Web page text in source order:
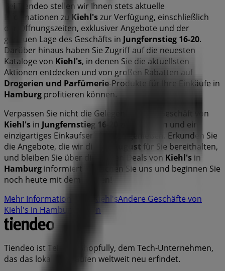
Bei Tiendeo stellen wir Ihnen stets aktuelle
Informationen zu Kiehl'szur Verfügung, einschließlich
der Öffnungszeiten, exklusiver Angebote und der
genauen Lage des Geschäfts in Jungfernstieg 16-20.
Darüber hinaus haben Sie Zugriff auf die neuesten
Kataloge von Kiehl's, in denen Sie die aktuellsten
Aktionen entdecken und von großen Rabatten auf
Drogerien und Parfümerie-Produkte für Ihre Einkäufe in
Hamburg profitieren können.
Verpassen Sie nicht die Gelegenheit, das Geschäft von
Kiehl's in Jungfernstieg 16-20
zu besuchen und ein
einzigartiges Einkaufserlebnis zu genießen. Erkunden Sie
die Angebote, die wir diesen
August für Sie bereithalten,
und bleiben Sie über die besten Deals von Kiehl's in
Hamburg informiert. Besuchen Sie uns und beginnen Sie
noch heute mit dem Sparen!
Mehr Information über Kiehl'sAndere Geschäfte von
Kiehl's in Hamburg sehen
Tiendeo ist Teil von Shopfully, dem Tech-Unternehmen,
das das lokale Einkaufen weltweit neu erfindet.